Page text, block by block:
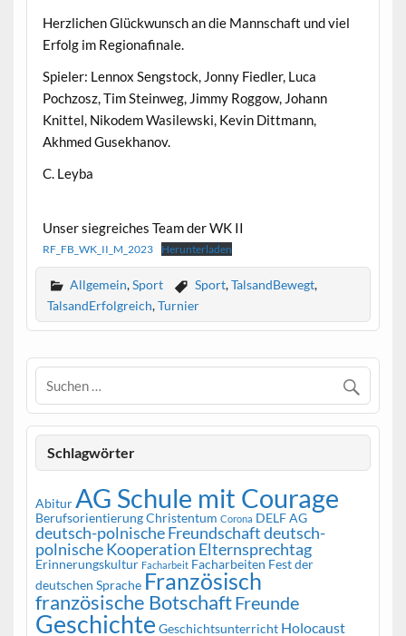
Herzlichen Glückwunsch an die Mannschaft und viel
Erfolg im Regionafinale.
Spieler: Lennox Sengstock, Jonny Fiedler, Luca
Pochzosz, Tim Steinweg, Jimmy Roggow, Johann
Knittel, Nikodem Wasilewski, Kevin Dittmann,
Akhmed Gusekhanov.
C. Leyba
Unser siegreiches Team der WK II
RF_FB_WK_II_M_2023 Herunterladen
Allgemein,Sport Sport,TalsandBewegt,
TalsandErfolgreich,Turnier
Schlagwörter
Abitur AG Schule mit Courage
BerufsorientierungChristentum Corona DELF AG
deutsch-polnische Freundschaftdeutsch-
polnische Kooperation Elternsprechtag
Erinnerungskultur Facharbeit Facharbeiten Fest der
deutschen Sprache Französisch
französische BotschaftFreunde
Geschichte Geschichtsunterricht Holocaust